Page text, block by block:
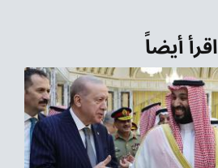
اقرأ أيضاً